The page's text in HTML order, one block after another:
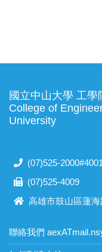
國立中山大學 工學
College of
University
(07)525-
(07)525-4009
高雄市鼓山區蓮海
聯絡我們